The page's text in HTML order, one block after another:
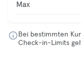
Max
Bei bestimmten
Check-in-Limits